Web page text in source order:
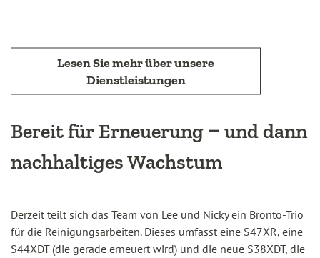
Lesen Sie mehr über unsere
Dienstleistungen
Bereit für Erneuerung – und dann
nachhaltiges Wachstum
Derzeit teilt sich das Team von Lee und Nicky ein Bronto-Trio
für die Reinigungsarbeiten. Dieses umfasst eine S47XR, eine
S44XDT (die gerade erneuert wird) und die neue S38XDT, die